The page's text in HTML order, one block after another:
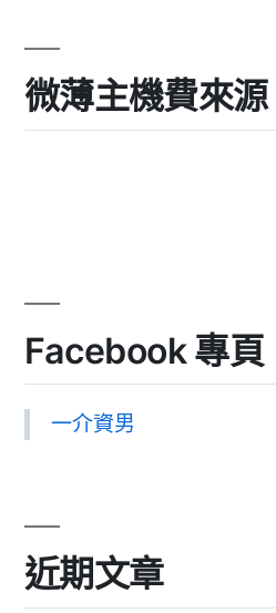
微薄主機費來源
Facebook 專頁
一介資男
近期文章